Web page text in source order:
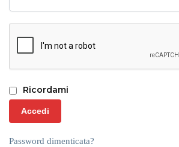
Ricordami
Accedi
Password dimenticata?